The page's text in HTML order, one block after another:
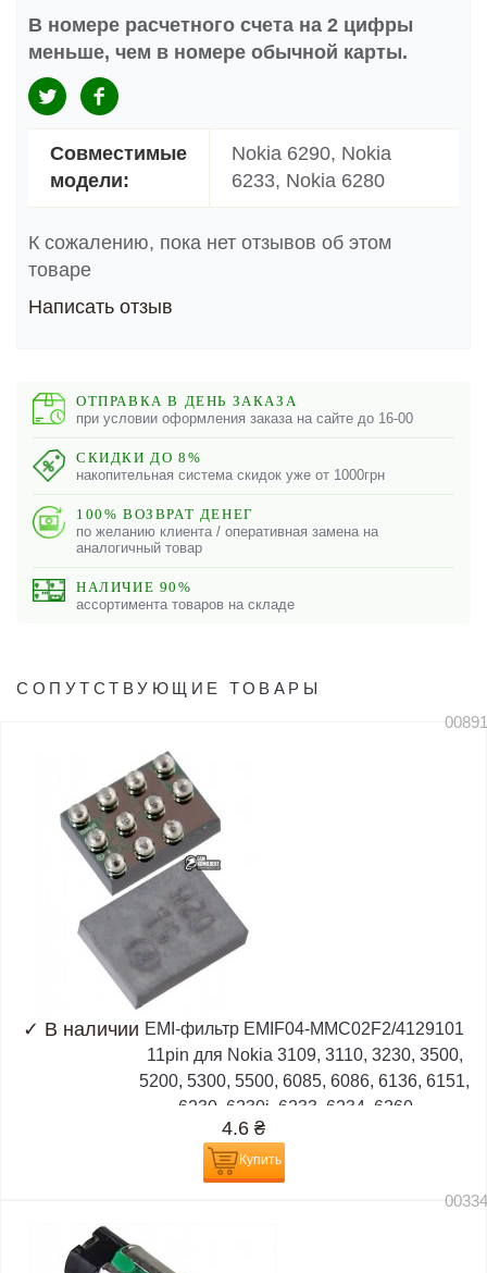
В номере расчетного счета на 2 цифры
меньше, чем в номере обычной карты.
Совместимые
модели:
Nokia 6290, Nokia
6233, Nokia 6280
К сожалению, пока нет отзывов об этом
товаре
Написать отзыв
ОТПРАВКА В ДЕНЬ ЗАКАЗА
при условии оформления заказа на сайте до 16-00
СКИДКИ ДО 8%
накопительная система скидок уже от 1000грн
100% ВОЗВРАТ ДЕНЕГ
по желанию клиента / оперативная замена на
аналогичный товар
НАЛИЧИЕ 90%
ассортимента товаров на складе
СОПУТСТВУЮЩИЕ ТОВАРЫ
✓ В наличии EMI-фильтр EMIF04-MMC02F2/4129101
11pin для Nokia 3109, 3110, 3230, 3500,
5200, 5300, 5500, 6085, 6086, 6136, 6151,
6230, 6230i, 6233, 6234, 6260,...
4.6 ₴
Купить